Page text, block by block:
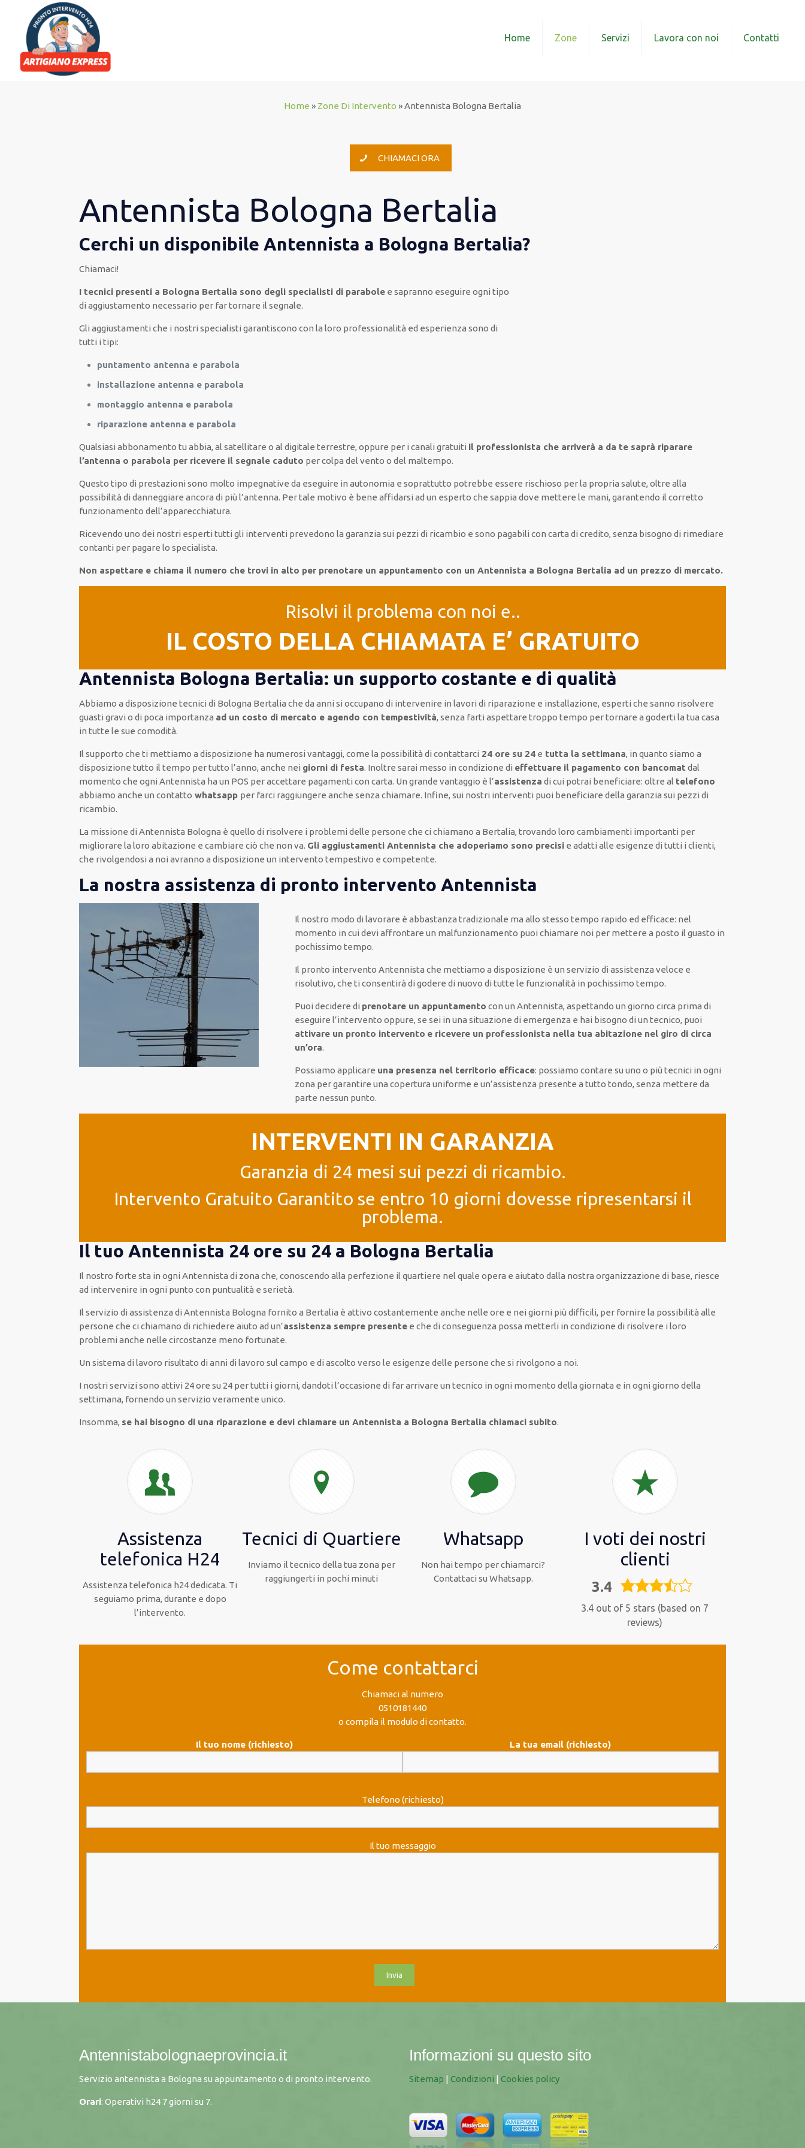
Home Zone Servizi Lavora con noi Contatti
Home » Zone Di Intervento »Antennista Bologna Bertalia
CHIAMACI ORA
Antennista Bologna Bertalia
Cerchi un disponibile Antennista a Bologna Bertalia?
Chiamaci!
I tecnici presenti a Bologna Bertalia sono degli specialisti di parabole e sapranno eseguire ogni tipo
di aggiustamento necessario per far tornare il segnale.
Gli aggiustamenti che i nostrispecialisti garantiscono con la loro professionalità ed esperienza sono di
tutti i tipi:
puntamento antenna e parabola
installazione antenna e parabola
montaggio antenna e parabola
riparazione antenna e parabola
Qualsiasi abbonamento tu abbia, al satellitare o al digitale terrestre, oppure per i canaligratuiti il professionista che arriverà a da te saprà riparare
l’antenna o parabola per ricevere il segnale caduto per colpa del vento o del maltempo.
Questo tipo di prestazioni sono molto impegnative da eseguire in autonomia esoprattutto potrebbe essere rischioso per la propriasalute, oltre alla
possibilità didanneggiare ancora di più l’antenna. Per tale motivo è bene affidarsi ad un esperto che sappiadove mettere le mani, garantendo ilcorretto
funzionamento dell’apparecchiatura.
Ricevendo uno dei nostri esperti tutti gli interventi prevedono la garanzia sui pezzi di ricambio e sono pagabili con carta di credito, senza bisogno di rimediare
contanti per pagare lo specialista.
Non aspettare e chiama il numero che trovi in alto per prenotare un appuntamento con un Antennista a Bologna Bertalia ad un prezzo di mercato.
Risolvi il problema con noi e..
IL COSTO DELLA CHIAMATA E’ GRATUITO
Antennista Bologna Bertalia: un supporto costante e di qualità
Abbiamo a disposizionetecnici di Bologna Bertalia che da anni si occupano di intervenire in lavori di riparazione e installazione, espertiche sanno risolvere
guasti gravi o di poca importanza ad un costo di mercato e agendo con tempestività, senza fartiaspettare troppo tempo per tornare a goderti la tua casa
in tutte le sue comodità.
Il supporto che ti mettiamo a disposizione ha numerosi vantaggi, come la possibilità di contattarci 24 ore su 24 e tutta la settimana, in quanto siamo a
disposizionetutto il tempo pertutto l’anno, anche nei giorni di festa. Inoltresarai messo in condizione di effettuare il pagamento con bancomat dal
momento che ogni Antennista haun POS per accettare pagamenticon carta. Un grande vantaggio è l’assistenza di cui potrai beneficiare: oltre al telefono
abbiamo anche uncontatto whatsapp per farci raggiungere anche senza chiamare. Infine,sui nostri interventi puoi beneficiare dellagaranzia sui pezzi di
ricambio.
La missione di Antennista Bologna è quello di risolvere i problemi delle persone checi chiamano a Bertalia, trovando lorocambiamenti importanti per
migliorare la loro abitazione e cambiare ciò che non va. Gli aggiustamenti Antennista che adoperiamo sono precisi eadatti alle esigenze di tutti i clienti,
che rivolgendosi a noi avranno a disposizione un interventotempestivo e competente.
La nostra assistenza di pronto intervento Antennista
Il nostro modo di lavorare è abbastanza tradizionale ma allo stesso tempo rapido ed efficace: nel
momento in cui devi affrontare un malfunzionamento puoi chiamare noi per mettere a posto il guasto in
pochissimo tempo.
Il pronto intervento Antennista che mettiamo a disposizione è un servizio di assistenza veloce e
risolutivo, che ti consentirà di godere di nuovo di tutte le funzionalità in pochissimo tempo.
Puoi decidere di prenotareun appuntamento con un Antennista, aspettando un giorno circa prima di
eseguire l’intervento oppure, se sei in una situazione di emergenza e hai bisogno di un tecnico, puoi
attivareun pronto intervento e ricevere un professionista nella tua abitazione nel giro di circa
un’ora.
Possiamo applicare una presenza nel territorio efficace: possiamo contare su uno o più tecnici in ogni
zona pergarantire una copertura uniforme e un’assistenza presente a tutto tondo, senza mettere da
parte nessun punto.
INTERVENTI IN GARANZIA
Garanzia di 24 mesi sui pezzi di ricambio.
Intervento Gratuito Garantito se entro 10 giorni dovesse ripresentarsi il
problema.
Il tuo Antennista 24 ore su 24 a Bologna Bertalia
Il nostro forte sta in ogni Antennista di zona che, conoscendo alla perfezione il quartiere nel quale opera eaiutato dalla nostra organizzazione di base, riesce
ad intervenire in ogni punto con puntualità e serietà.
Il servizio di assistenza di Antennista Bologna fornito a Bertalia èattivo costantemente anche nelle ore e nei giorni piùdifficili, per fornire la possibilità alle
persone che ci chiamano di richiedere aiuto ad un’assistenza sempre presente e chedi conseguenza possa metterli in condizione di risolvere i loro
problemi anche nelle circostanze meno fortunate.
Un sistema di lavoro risultato di anni di lavoro sul campo e di ascolto verso le esigenzedelle persone che si rivolgono a noi.
I nostri servizi sono attivi 24 ore su 24 pertutti i giorni, dandoti l’occasione di fararrivare untecnico inogni momento della giornata e inogni giorno della
settimana, fornendo un servizioveramente unico.
Insomma, se hai bisogno di una riparazione e devi chiamare un Antennista a Bologna Bertalia chiamaci subito.
Assistenza
telefonica H24
Assistenza telefonica h24 dedicata. Ti
seguiamo prima, durante e dopo
l’intervento.
Tecnici di Quartiere
Inviamo il tecnico della tua zona per
raggiungerti in pochi minuti
Whatsapp
Non hai tempo per chiamarci?
Contattaci su Whatsapp.
I voti dei nostri
clienti
3.4
3,4
3.4 out of 5 stars (based on 7
reviews)
Come contattarci
Chiamaci al numero
0510181440
o compila il modulo di contatto.
Il tuo nome (richiesto) La tua email (richiesto)
Telefono (richiesto)
Il tuo messaggio
Antennistabolognaeprovincia.it
Servizio antennista a Bologna su appuntamento o di pronto intervento.
Orari: Operativi h24 7 giorni su 7.
Informazioni su questo sito
Sitemap | Condizioni | Cookies policy